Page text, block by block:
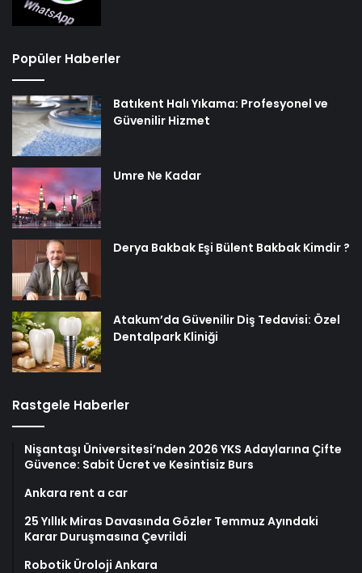
Popüler Haberler
Batıkent Halı Yıkama: Profesyonel ve
Güvenilir Hizmet
Umre Ne Kadar
Derya Bakbak Eşi Bülent Bakbak Kimdir ?
Atakum’da Güvenilir Diş Tedavisi: Özel
Dentalpark Kliniği
Rastgele Haberler
Nişantaşı Üniversitesi’nden 2026 YKS Adaylarına Çifte
Güvence: Sabit Ücret ve Kesintisiz Burs
Ankara rent a car
25 Yıllık Miras Davasında Gözler Temmuz Ayındaki
Karar Duruşmasına Çevrildi
Robotik Üroloji Ankara